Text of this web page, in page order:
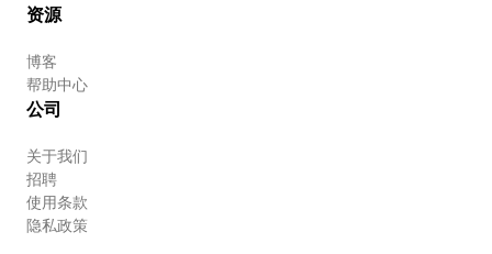
资源
博客
帮助中心
公司
关于我们
招聘
使用条款
隐私政策